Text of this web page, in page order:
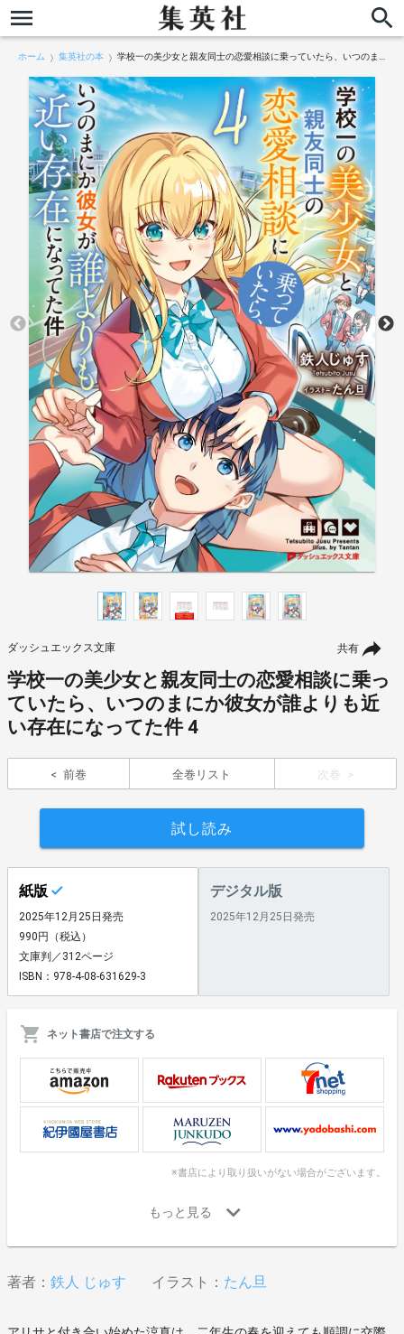
ホーム 集英社の本 学校一の美少女と親友同士の恋愛相談に乗っていたら、いつのまにか彼女が誰よりも近い存在になってた件 4
共有
ダッシュエックス文庫
学校一の美少女と親友同士の恋愛相談に乗っ
ていたら、いつのまにか彼女が誰よりも近
い存在になってた件 4
前巻 全巻リスト 次巻
試し読み
紙版
2025年12月25日発売
990円（税込）
文庫判／312ページ
ISBN：978-4-08-631629-3
デジタル版
2025年12月25日発売
ネット書店で注文する
※書店により取り扱いがない場合がございます。
著者： 鉄人 じゅす イラスト： たん旦